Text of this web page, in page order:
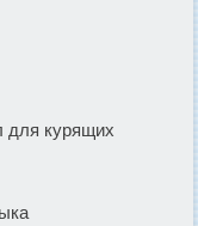
для курящих